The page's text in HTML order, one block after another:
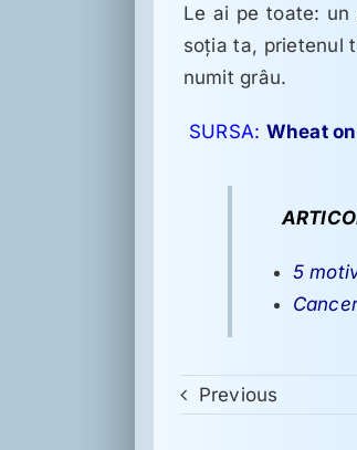
Le ai pe toate:
soţia ta, prietenul
numit grâu.
SURSA: Wheat
5
Previous